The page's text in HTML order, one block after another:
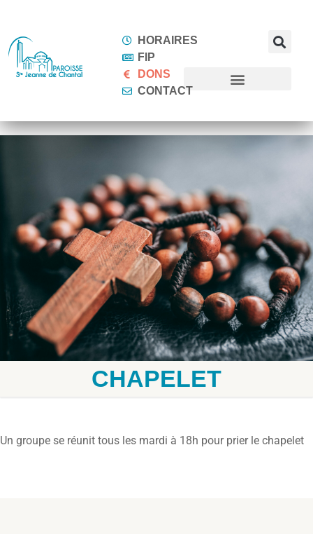
HORAIRES
FIP
DONS
CONTACT
CHAPELET
Un groupe se réunit tous les mardi à 18h pour prier le chapelet